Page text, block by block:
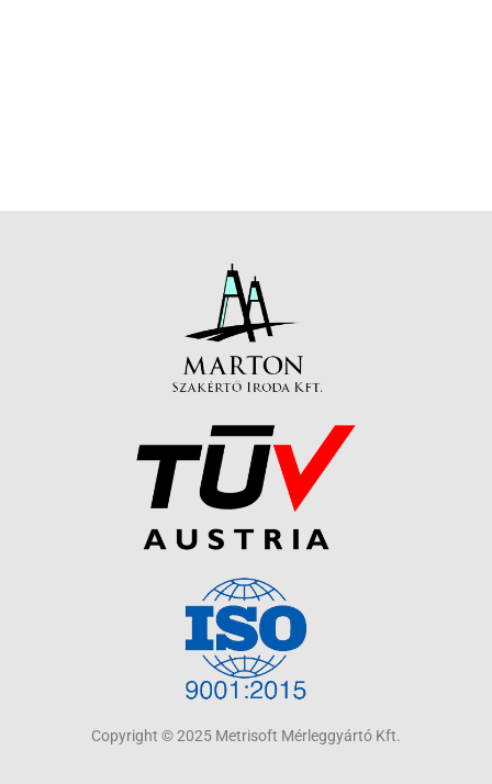
Copyright © 2025 Metrisoft Mérleggyártó Kft.